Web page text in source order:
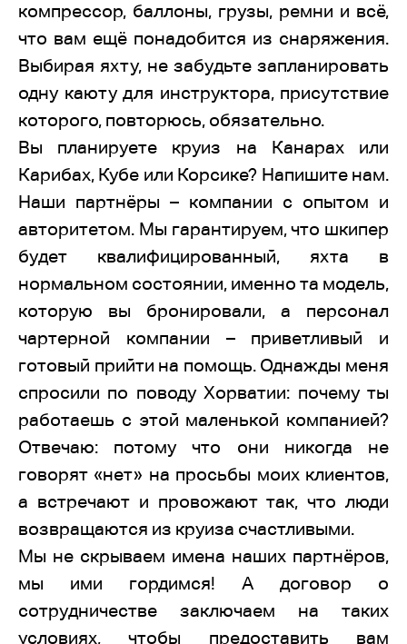
компрессор, баллоны, грузы, ремни и всё,
что вам ещё понадобится из снаряжения.
Выбирая яхту, не забудьте запланировать
одну каюту для инструктора, присутствие
которого, повторюсь, обязательно.
Вы планируете круиз на Канарах или
Карибах, Кубе или Корсике? Напишите нам.
Наши партнёры – компании с опытом и
авторитетом. Мы гарантируем, что шкипер
будет квалифицированный, яхта в
нормальном состоянии, именно та модель,
которую вы бронировали, а персонал
чартерной компании – приветливый и
готовый прийти на помощь. Однажды меня
спросили по поводу Хорватии: почему ты
работаешь с этой маленькой компанией?
Отвечаю: потому что они никогда не
говорят «нет» на просьбы моих клиентов,
а встречают и провожают так, что люди
возвращаются из круиза счастливыми.
Мы не скрываем имена наших партнёров,
мы ими гордимся! А договор о
сотрудничестве заключаем на таких
условиях, чтобы предоставить вам